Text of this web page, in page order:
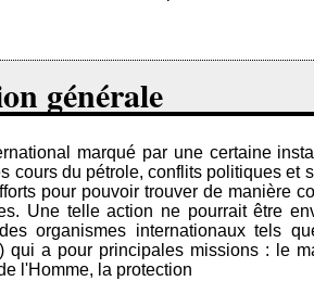
générale
marqué par une certaine
cours du pétrole, conflits politiques et
pour pouvoir trouver de manière
Une telle action ne pourrait être
organismes internationaux tels
qui a pour principales missions : le
l'Homme, la protection